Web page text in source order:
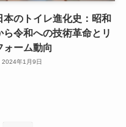
本のトイレ進化史：昭和
ら令和への技術革命とリ
ォーム動向
2024年1月9日